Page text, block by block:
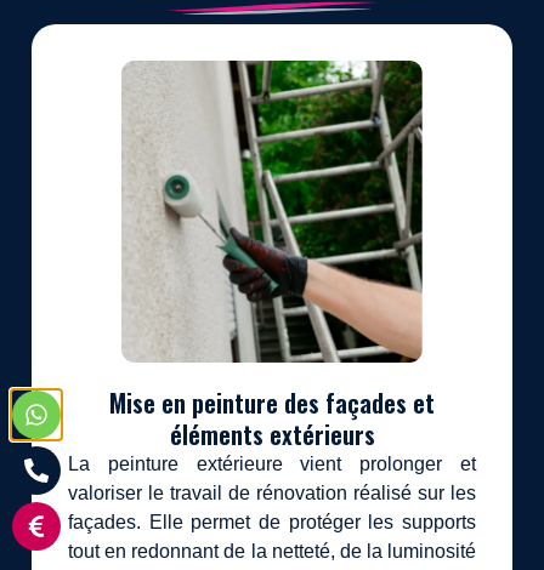
Mise en peinture des façades et
éléments extérieurs
La peinture extérieure vient prolonger et
valoriser le travail de rénovation réalisé sur les
façades. Elle permet de protéger les supports
tout en redonnant de la netteté, de la luminosité